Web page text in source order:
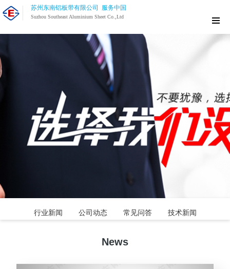
苏州东南铝板带有限公司 服务中国
Suzhou Southeast Aluminium Sheet Co.,Ltd
行业新闻 公司动态 常见问答 技术新闻
News